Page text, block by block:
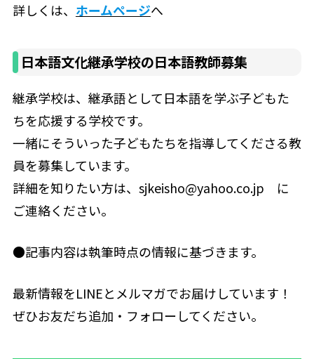
詳しくは、 ホームページへ
日本語文化継承学校の日本語教師募集
継承学校は、継承語として日本語を学ぶ子どもた
ちを応援する学校です。
一緒にそういった子どもたちを指導してくださる教
員を募集しています。
詳細を知りたい方は、sjkeisho@yahoo.co.jp に
ご連絡ください。
●記事内容は執筆時点の情報に基づきます。
最新情報をLINEとメルマガでお届けしています！
ぜひお友だち追加・フォローしてください。